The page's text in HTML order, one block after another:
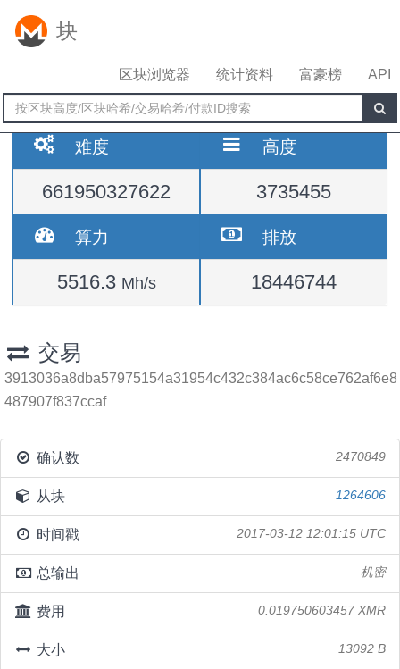
块
区块浏览器 统计资料 富豪榜 API
难度
661950327622
高度
3735455
算力
5516.3 Mh/s
排放
18446744
交易
3913036a8dba57975154a31954c432c384ac6c58ce762af6e8
487907f837ccaf
确认数 2470849
从块 1264606
时间戳 2017-03-12 12:01:15 UTC
总输出 机密
费用 0.019750603457 XMR
大小 13092 B